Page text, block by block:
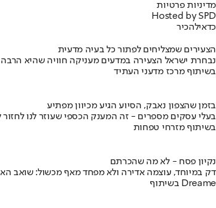
מדיניות פרטיות
Hosted by SPD
כדאילהכיר
הצעירים שמצליחים לפתור כל בעיה מדעית
נבחרת ישראל הצעירה במדעים מעניקה חוויה שהיא הרבה
בשיתוף מרכז מדעני העתיד
בזמן שהצפון נאבק, הסיוע הגיע מכיוון מפתיע
בעלי עסקים מספרים - זה המענק הכספי שעוזר לנו לחזור
בשיתוף מזרחי טפחות
נקיון פסח - לא מה שהכרתם
דק במיוחד, עוצמה אדירה ולא מפחד מאף מכשול: שואב
בשיתוף Dreame